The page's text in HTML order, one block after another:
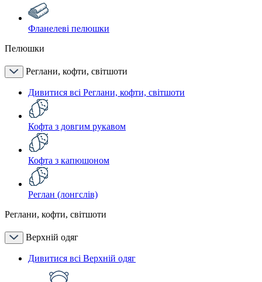
Фланелеві пелюшки
Пелюшки
Реглани, кофти, світшоти
Дивитися всі Реглани, кофти, світшоти
Кофта з довгим рукавом
Кофта з капюшоном
Реглан (лонгслів)
Реглани, кофти, світшоти
Верхній одяг
Дивитися всі Верхній одяг